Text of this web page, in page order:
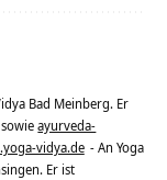
Bad Meinberg. Er
sowieayurveda-
vidya.de - An Yoga
Er ist